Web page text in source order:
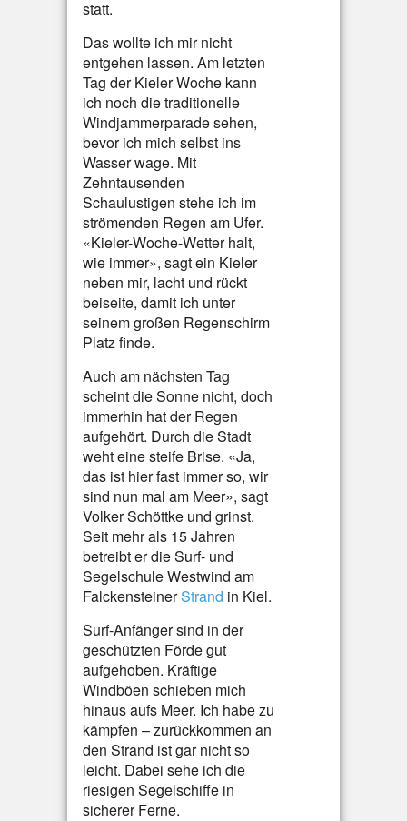
statt.
Das wollte ich mir nicht
entgehen lassen. Am letzten
Tag der Kieler Woche kann
ich noch die traditionelle
Windjammerparade sehen,
bevor ich mich selbst ins
Wasser wage. Mit
Zehntausenden
Schaulustigen stehe ich im
strömenden Regen am Ufer.
«Kieler-Woche-Wetter halt,
wie immer», sagt ein Kieler
neben mir, lacht und rückt
beiseite, damit ich unter
seinem großen Regenschirm
Platz finde.
Auch am nächsten Tag
scheint die Sonne nicht, doch
immerhin hat der Regen
aufgehört. Durch die Stadt
weht eine steife Brise. «Ja,
das ist hier fast immer so, wir
sind nun mal am Meer», sagt
Volker Schöttke und grinst.
Seit mehr als 15 Jahren
betreibt er die Surf- und
Segelschule Westwind am
FalckensteinerStrand in Kiel.
Surf-Anfänger sind in der
geschützten Förde gut
aufgehoben. Kräftige
Windböen schieben mich
hinaus aufs Meer. Ich habe zu
kämpfen – zurückkommen an
den Strand ist gar nicht so
leicht. Dabei sehe ich die
riesigen Segelschiffe in
sicherer Ferne.